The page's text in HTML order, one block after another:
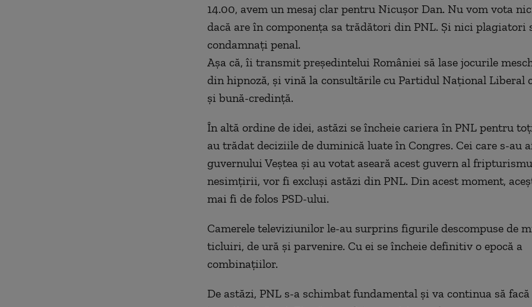
14.00, avem un mesaj clar pentru Nicușor Dan. Nu vom vota
dacă are în componența sa trădători din PNL. Și nici plagiatori
condamnați penal.
Așa că, îi transmit președintelui României să lase jocurile
din hipnoză, și vină la consultările cu Partidul Naţional Liberal
și bună-credință.
În altă ordine de idei, astăzi se încheie cariera în PNL pentru
au trădat deciziile de duminică luate în Congres. Cei care s-au
guvernului Veștea și au votat aseară acest guvern al
nesimțirii, vor fi excluși astăzi din PNL. Din acest moment,
mai fi de folos PSD-ului.
Camerele televiziunilor le-au surprins figurile descompuse de
ticluiri, de ură și parvenire. Cu ei se încheie definitiv o epocă a
combinațiilor.
De astăzi, PNL s-a schimbat fundamental și va continua să